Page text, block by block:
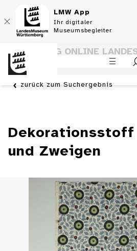
LMW App
Ihr digitaler
Museumsbegleiter
SAMMLUNG ONLINE
WÜRTTEMBERG
zurück zum Suchergebnis
Dekorationsstoff
und Zweigen